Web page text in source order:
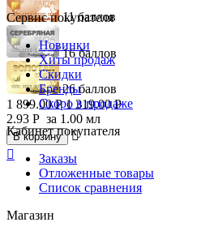
11 баллов
16 баллов
26 баллов
1 899.00 Р 1 319.00 Р
2.93 Р за 1.00 мл
В корзину


Сервис покупателя
Новинки
Хиты продаж
Скидки
Бренды
Скоро в продаже
Кабинет покупателя
Заказы
Отложенные товары
Список сравнения
Магазин